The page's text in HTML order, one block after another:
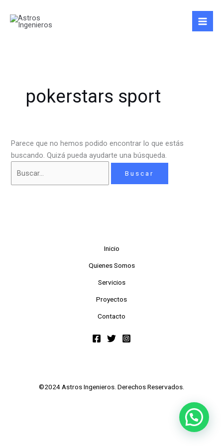
contenido
pokerstars sport
Parece que no hemos podido encontrar lo que estás
buscando. Quizá pueda ayudarte una búsqueda.
por:
Inicio
Quienes Somos
Servicios
Proyectos
Contacto
©2024 Astros Ingenieros. Derechos Reservados.